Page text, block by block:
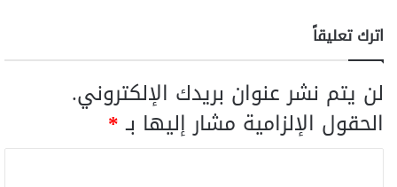
اترك تعليقاً
لن يتم نشر عنوان بريدك الإلكتروني.
الحقول الإلزامية مشار إليها بـ*